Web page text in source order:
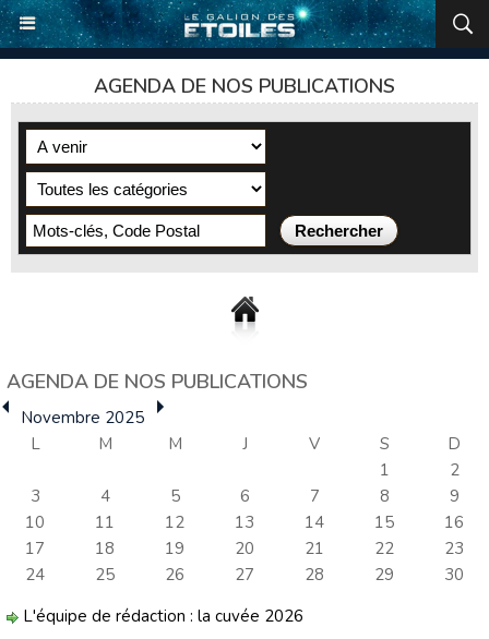
AGENDA DE NOS PUBLICATIONS
AGENDA DE NOS PUBLICATIONS
Novembre 2025
L
M M J V S
D
1
2
3
4 5 6 7 8
9
10
11 12 13 14 15
16
17
18 19 20 21 22
23
24
25 26 27 28 29
30
L'équipe de rédaction : la cuvée 2026